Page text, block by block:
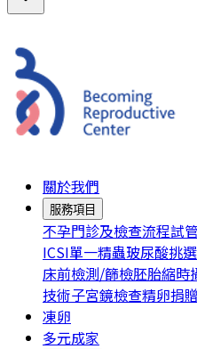
關於我們
服務項目
不孕門診及檢查流程試
ICSI單一精蟲玻尿酸挑
床前檢測/篩檢胚胎縮時
技術子宮鏡檢查精卵捐贈
凍卵
多元成家